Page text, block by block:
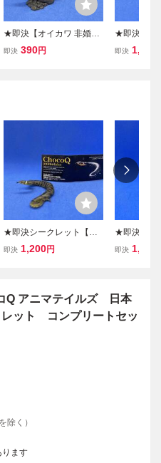
★即決【オイカワ 非婚姻
色】チョコQ アニマテイ
即決 390円
★即決シー
チノコ Ⅱ
即決 1,200
★即決シークレット【ツ
チノコ Ⅱ ヤマカガシ関東
ア★
即決 1,200円
★即決シー
リオモテオ
猫★
即決 1,300
Q アニマテイルズ 日本
ット コンプリートセッ
除く）
ります